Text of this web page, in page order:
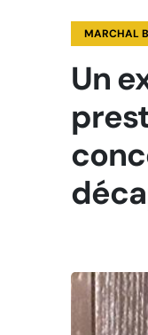
MARCHAL
Un